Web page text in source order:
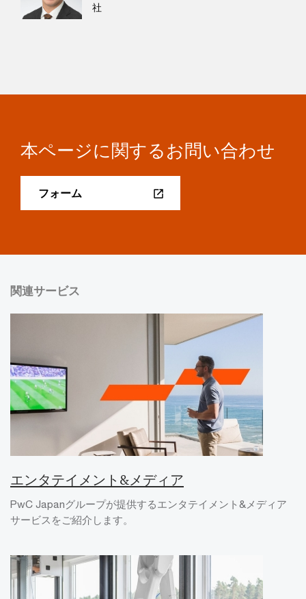
社
本ページに関するお問い合わせ
フォーム
関連サービス
エンタテイメント&メディア
PwC Japanグループが提供するエンタテイメント&メディア
サービスをご紹介します。